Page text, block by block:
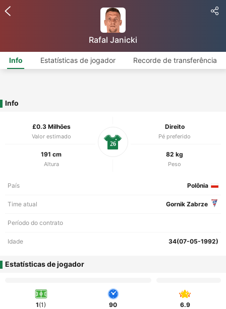
Rafal Janicki
Info Estatísticas de jogador Recorde de transferência
Info
£0.3 Milhões
Valor estimado
Direito
Pé preferido
191 cm
Altura
82 kg
Peso
26
País Polônia
Time atual Gornik Zabrze
Período do contrato
Idade 34(07-05-1992)
Estatísticas de jogador
1(1) 90 6.9